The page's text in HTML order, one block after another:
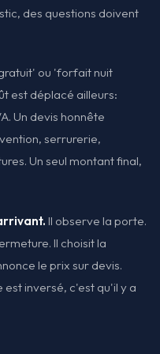
des questions doivent
ou 'forfait nuit
est déplacé ailleurs:
Un devis honnête
serrurerie,
Un seul montant final,
Il observe la porte.
Il choisit la
le prix sur devis.
est inversé, c'est qu'il y a